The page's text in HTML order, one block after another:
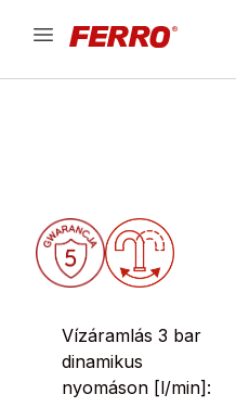
Vízáramlás 3 bar
dinamikus
nyomáson [l/min]: